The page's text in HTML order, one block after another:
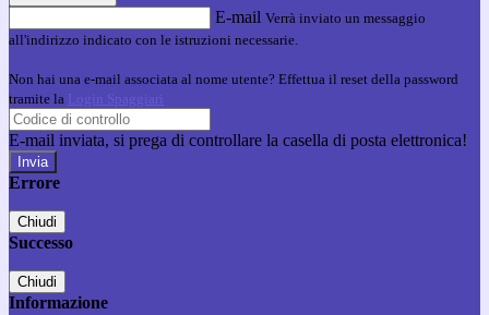
E-mail Verrà inviato un messaggio
all'indirizzo indicato con le istruzioni necessarie.
Non hai una e-mail associata al nome utente? Effettua il reset della password
tramite la Login Spaggiari
E-mail inviata, si prega di controllare la casella di posta elettronica!
Errore
Chiudi
Successo
Chiudi
Informazione